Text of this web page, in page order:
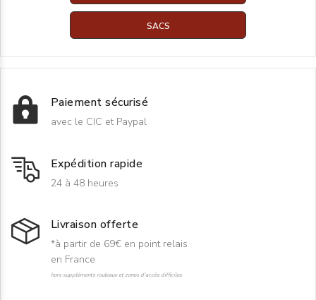
SACS
Paiement sécurisé
avec le CIC et Paypal
Expédition rapide
24 à 48 heures
Livraison offerte
*à partir de 69€ en point relais
en France
hors suppléments rouleaux et zones d'accès difficiles